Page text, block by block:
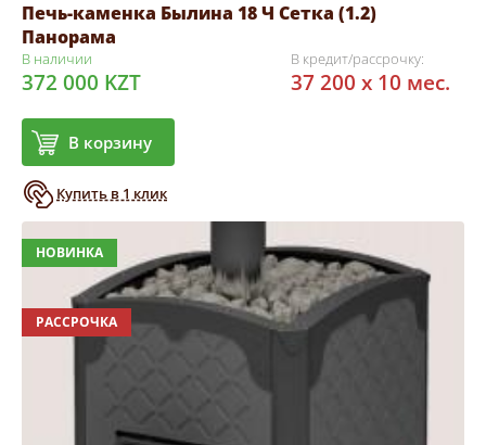
Печь-каменка Былина 18 Ч Сетка (1.2)
Панорама
В наличии
372 000 KZT
В корзину
Купить в 1 клик
В кредит/рассрочку:
37 200 x 10 мес.
НОВИНКА
РАССРОЧКА